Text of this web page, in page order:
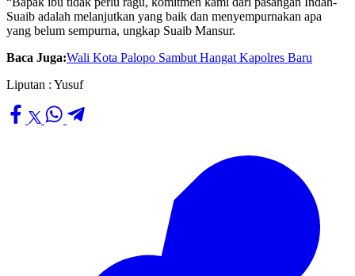
Suaib adalah melanjutkan yang baik dan menyempurnakan apa
yang belum sempurna, ungkap Suaib Mansur.
Baca Juga:Wali Kota Palopo Sambut Hangat Kapolres Baru
Liputan : Yusuf